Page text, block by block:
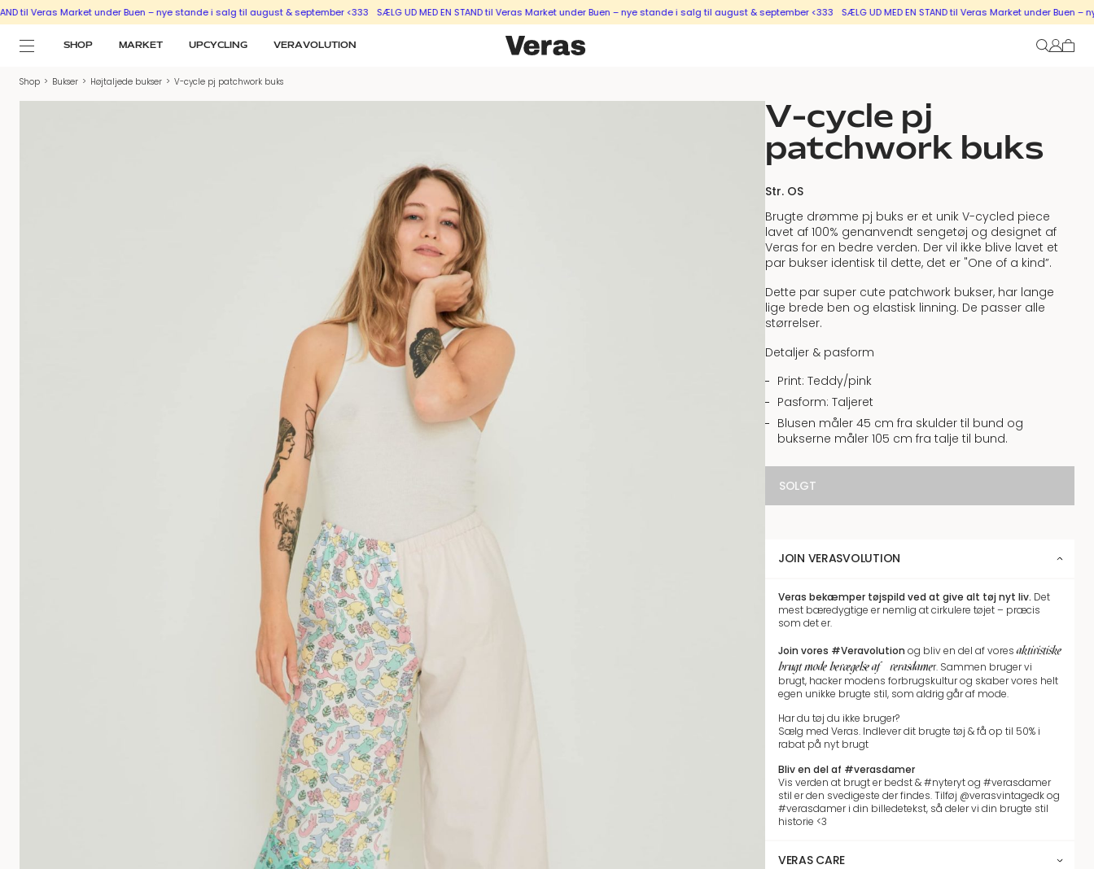
Veras Market under Buen – nye stande i salg til august & september <333 SÆLG UD MED EN STAND til Veras Market under Buen – nye stande i salg til august & september <333 SÆLG UD MED EN STAND til Veras Market under Buen – nye
SHOP MARKET UPCYCLING VERAVOLUTION
Shop > Bukser > Højtaljede bukser > V-cycle pj patchwork buks
V-cycle pj
patchwork buks
Str. OS
Brugte drømme pj buks er et unik V-cycled piece
lavet af 100% genanvendt sengetøj og designet af
Veras for en bedre verden. Der vil ikke blive lavet et
par bukser identisk til dette, det er "One of a kind”.
Dette par super cute patchwork bukser, har lange
lige brede ben og elastisk linning. De passer alle
størrelser.
Detaljer & pasform
Print: Teddy/pink
Pasform: Taljeret
Blusen måler 45 cm fra skulder til bund og
bukserne måler 105 cm fra talje til bund.
SOLGT
JOIN VERASVOLUTION
Veras bekæmper tøjspild ved at give alt tøj nyt liv. Det
mest bæredygtige er nemlig at cirkulere tøjet – præcis
som det er.
Join vores #Veravolution og bliv en del af voresaktivistiske
brugt mode bevægelse af #verasdamer. Sammen bruger vi
brugt, hacker modens forbrugskultur og skaber vores helt
egen unikke brugte stil, som aldrig går af mode.
Har du tøj du ikke bruger?
Sælg med Veras. Indlever dit brugte tøj & få op til 50% i
rabat på nyt brugt
Bliv en del af #verasdamer
Vis verden at brugt er bedst & #nyteryt og #verasdamer
stil er den svedigeste der findes. Tilføj @verasvintagedk og
#verasdamer i din billedetekst, så deler vi din brugte stil
historie <3
VERAS CARE